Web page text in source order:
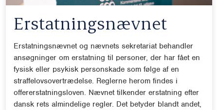
Erstatningsnævnet
Erstatningsnævnet og nævnets sekretariat behandler
ansøgninger om erstatning til personer, der har fået en
fysisk eller psykisk personskade som følge af en
straffelovsovertrædelse. Reglerne herom findes i
offererstatningsloven. Nævnet tilkender erstatning efter
dansk rets almindelige regler. Det betyder blandt andet,